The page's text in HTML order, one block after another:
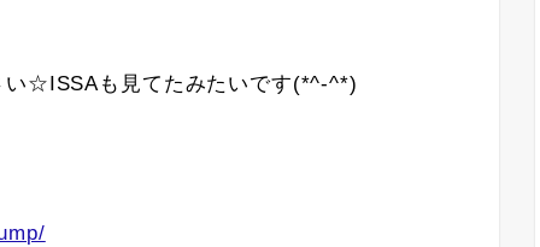
い☆ISSAも見てたみたいです(*^-^*)